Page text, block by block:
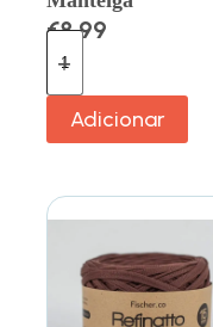
€8.99
Adicionar